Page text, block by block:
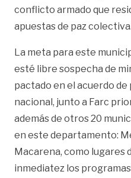
conflicto armado que
apuestas de paz colectiva.
La meta para este
esté libre sospecha de
pactado en el acuerdo de
nacional, junto a Farc
además de otros 20
en este departamento:
Macarena, como lugares
inmediatez los